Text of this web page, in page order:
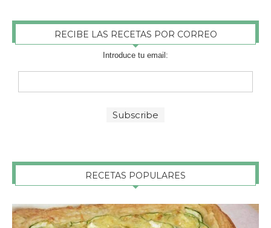
RECIBE LAS RECETAS POR CORREO
Introduce tu email:
RECETAS POPULARES